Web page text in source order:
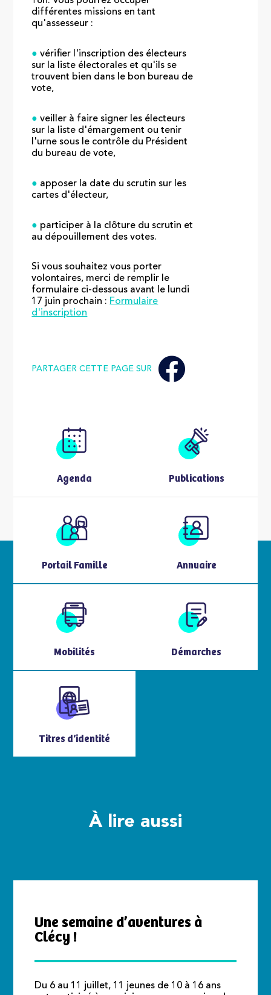
Agenda Publications
Portail Famille Annuaire
Mobilités Démarches
Titres d’identité
différentes missions en tant
qu'assesseur :
● vérifier l'inscription des électeurs
sur la liste électorales et qu'ils se
trouvent bien dans le bon bureau de
vote,
● veiller à faire signer les électeurs
sur la liste d'émargement ou tenir
l'urne sous le contrôle du Président
du bureau de vote,
● apposer la date du scrutin sur les
cartes d'électeur,
● participer à la clôture du scrutin et
au dépouillement des votes.
Si vous souhaitez vous porter
volontaires, merci de remplir le
formulaire ci-dessous avant le lundi
17 juin prochain : Formulaire
d'inscription
PARTAGER CETTE PAGE SUR
À lire aussi
Une semaine d’aventures à
Clécy !
Du 6 au 11 juillet, 11 jeunes de 10 à 16 ans